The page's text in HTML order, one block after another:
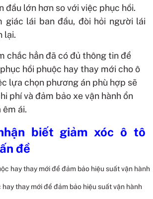
đầu lớn hơn so với việc phục hồi.
giác lái ban đầu, đòi hỏi người lái
lại.
chắc hẳn đã có đủ thông tin để
hồi phuộc hay thay mới cho ô
lựa chọn phương án phù hợp sẽ
phí và đảm bảo xe vận hành ổn
êm ái.
biết giảm xóc ô tô
đề
thay mới để đảm bảo hiệu suất vận hành